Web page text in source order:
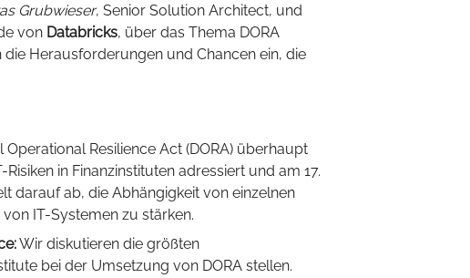
Grubwieser, Senior Solution Architect, und
von Databricks, über das Thema DORA
Herausforderungen und Chancen ein, die
Resilience Act (DORA) überhaupt
in Finanzinstituten adressiert und am 17.
darauf ab, die Abhängigkeit von einzelnen
IT-Systemen zu stärken.
Wir diskutieren die größten
bei der Umsetzung von DORA stellen.